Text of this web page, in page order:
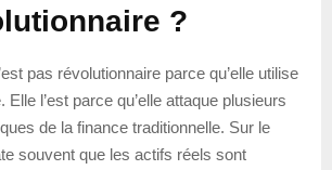
?
pas révolutionnaire parce qu’elle utilise
Elle l’est parce qu’elle attaque plusieurs
de la finance traditionnelle. Sur le
souvent que les actifs réels sont